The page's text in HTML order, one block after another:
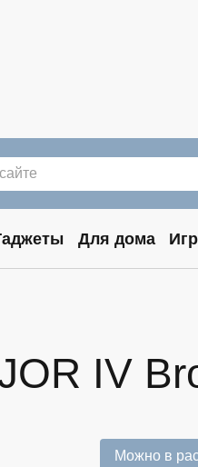
Для дома
IV
Можно в